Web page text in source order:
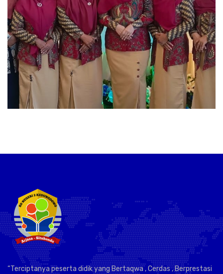
“Terciptanya peserta didik yang Bertaqwa , Cerdas , Berprestasi